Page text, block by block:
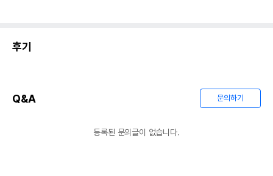
후기
Q&A 문의하기
등록된 문의글이 없습니다.